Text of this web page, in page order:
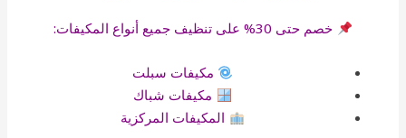
خصم حتى 30% على تنظيف جميع أنواع المكيفات:
مكيفات سبلت
مكيفات شباك
المكيفات المركزية